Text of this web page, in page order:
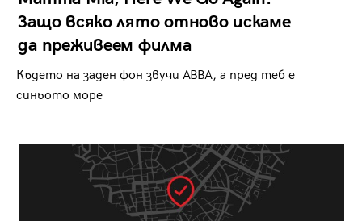
Защо всяко лято отново искаме
да преживеем филма
Където на заден фон звучи ABBA, а пред теб е
синьото море